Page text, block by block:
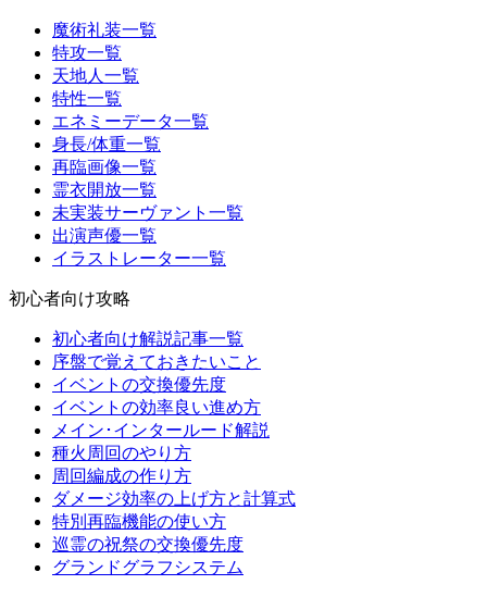
魔術礼装一覧
特攻一覧
天地人一覧
特性一覧
エネミーデータ一覧
身長/体重一覧
再臨画像一覧
霊衣開放一覧
未実装サーヴァント一覧
出演声優一覧
イラストレーター一覧
初心者向け攻略
初心者向け解説記事一覧
序盤で覚えておきたいこと
イベントの交換優先度
イベントの効率良い進め方
メイン･インタールード解説
種火周回のやり方
周回編成の作り方
ダメージ効率の上げ方と計算式
特別再臨機能の使い方
巡霊の祝祭の交換優先度
グランドグラフシステム